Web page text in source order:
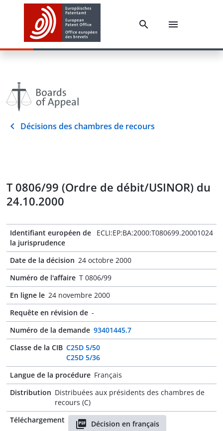
Décisions des chambres de recours
T 0806/99 (Ordre de débit/USINOR) du
24.10.2000
Identifiant européen de
la jurisprudence
ECLI:EP:BA:2000:T080699.20001024
Date de la décision 24 octobre 2000
Numéro de l'affaire T 0806/99
En ligne le 24 novembre 2000
Requête en révision de -
Numéro de la demande 93401445.7
Classe de la CIB C25D 5/50
C25D 5/36
Langue de la procédure Français
Distribution Distribuées aux présidents des chambres de
recours (C)
Téléchargement
Décision en français